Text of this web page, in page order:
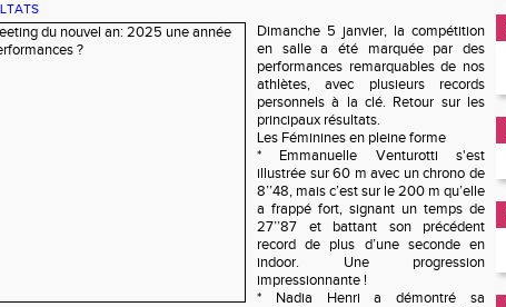
Dimanche 5 janvier, la compétition
en salle a été marquée par des
performances remarquables de nos
athlètes, avec plusieurs records
personnels à la clé. Retour sur les
principaux résultats.
Les Féminines en pleine forme
* Emmanuelle Venturotti s'est
illustrée sur 60 m avec un chrono de
8’’48, mais c’est sur le 200 m qu’elle
a frappé fort, signant un temps de
27’’87 et battant son précédent
record de plus d’une seconde en
indoor. Une progression
impressionnante !
* Nadia Henri a démontré sa